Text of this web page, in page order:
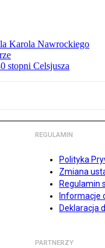
Karola Nawrockiego
stopni Celsjusza
REGULAMIN
Polityka
Zmiana
Regulamin
Informacje
Deklaracja
PARTNERZY